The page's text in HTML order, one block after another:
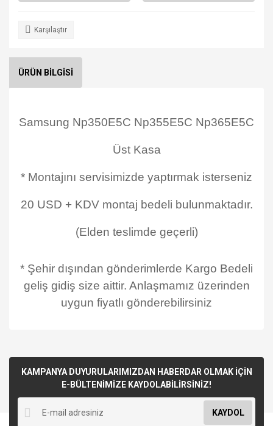
Karşılaştır
ÜRÜN BİLGİSİ
Samsung Np350E5C Np355E5C Np365E5C
Üst Kasa
* Montajını servisimizde yaptırmak isterseniz
20 USD + KDV montaj bedeli bulunmaktadır.
(Elden teslimde geçerli)
* Şehir dışından gönderimlerde Kargo Bedeli
geliş gidiş size aittir. Anlaşmamız üzerinden
uygun fiyatlı gönderebilirsiniz
KAMPANYA DUYURULARIMIZDAN HABERDAR OLMAK İÇİN
E-BÜLTENİMİZE KAYDOLABİLİRSİNİZ!
KAYDOL